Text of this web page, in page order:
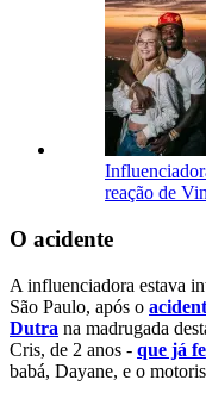
reação de
O acidente
A influenciadora estava
São Paulo, após o
Dutra na madrugada
Cris, de 2 anos - que já
babá, Dayane, e o